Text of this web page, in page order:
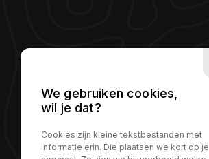
We gebruiken cookies,
wil je dat?
Cookies zijn kleine tekstbestanden met
informatie erin. Die plaatsen we kort op je